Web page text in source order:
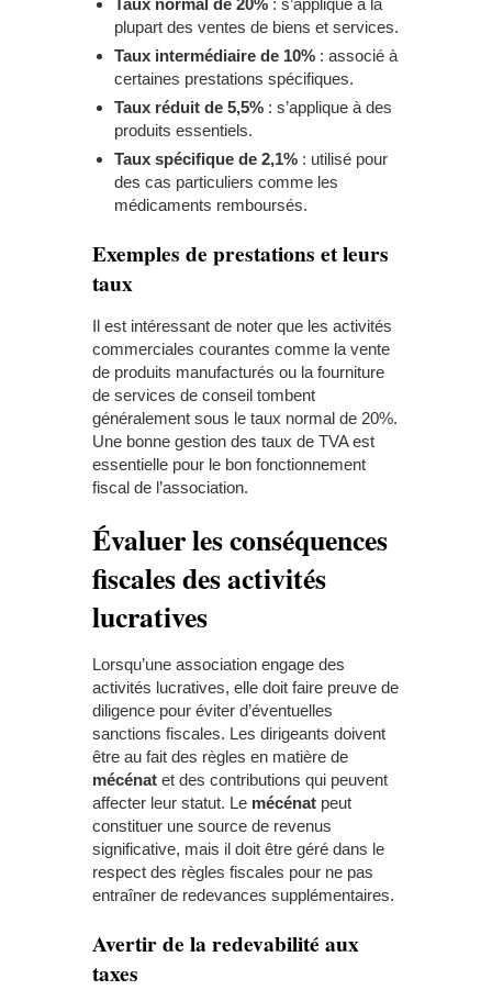
plupart des ventes de biens et services.
Taux intermédiaire de 10% : associé à
certaines prestations spécifiques.
Taux réduit de 5,5% : s’applique à des
produits essentiels.
Taux spécifique de 2,1% : utilisé pour
des cas particuliers comme les
médicaments remboursés.
Exemples de prestations et leurs
taux
Il est intéressant de noter que les activités
commerciales courantes comme la vente
de produits manufacturés ou la fourniture
de services de conseil tombent
généralement sous le taux normal de 20%.
Une bonne gestion des taux de TVA est
essentielle pour le bon fonctionnement
fiscal de l’association.
Évaluer les conséquences
fiscales des activités
lucratives
Lorsqu’une association engage des
activités lucratives, elle doit faire preuve de
diligence pour éviter d’éventuelles
sanctions fiscales. Les dirigeants doivent
être au fait des règles en matière de
mécénat et des contributions qui peuvent
affecter leur statut. Le mécénat peut
constituer une source de revenus
significative, mais il doit être géré dans le
respect des règles fiscales pour ne pas
entraîner de redevances supplémentaires.
Avertir de la redevabilité aux
taxes